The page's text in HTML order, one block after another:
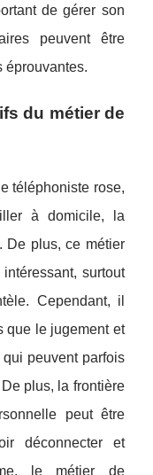
de gérer son
peuvent être
éprouvantes.
du métier de
téléphoniste rose,
à domicile, la
De plus, ce métier
surtout
Cependant, il
que le jugement et
peuvent parfois
plus, la frontière
peut être
déconnecter et
le métier de